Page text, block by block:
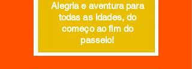
Alegria e aventura para
todas as idades, do
começo ao fim do
passeio!